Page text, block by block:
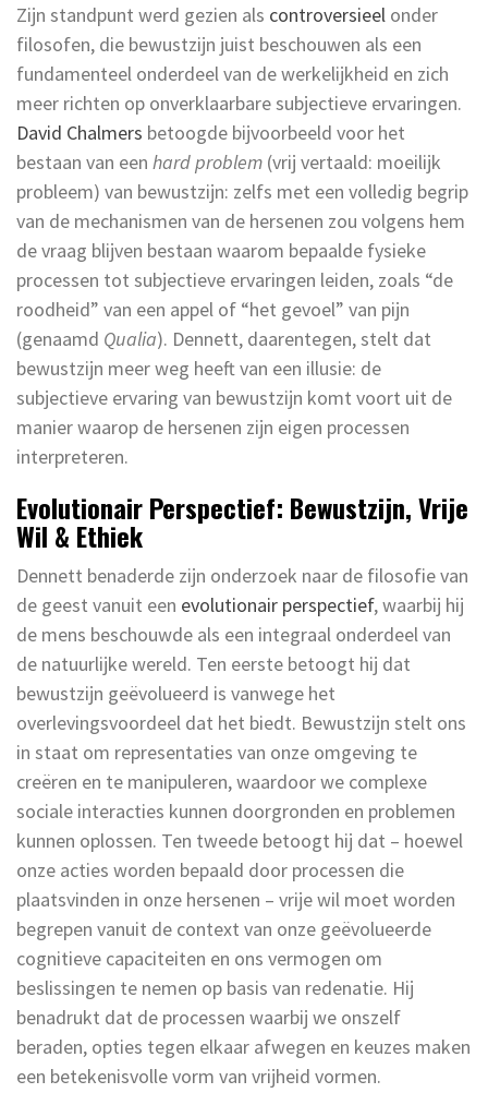
Zijn standpunt werd gezien als controversieel onder
filosofen, die bewustzijn juist beschouwen als een
fundamenteel onderdeel van de werkelijkheid en zich
meer richten op onverklaarbare subjectieve ervaringen.
David Chalmers betoogde bijvoorbeeld voor het
bestaan van een hard problem (vrij vertaald: moeilijk
probleem) van bewustzijn: zelfs met een volledig begrip
van de mechanismen van de hersenen zou volgens hem
de vraag blijven bestaan waarom bepaalde fysieke
processen tot subjectieve ervaringen leiden, zoals “de
roodheid” van een appel of “het gevoel” van pijn
(genaamd Qualia). Dennett, daarentegen, stelt dat
bewustzijn meer weg heeft van een illusie: de
subjectieve ervaring van bewustzijn komt voort uit de
manier waarop de hersenen zijn eigen processen
interpreteren.
Evolutionair Perspectief: Bewustzijn, Vrije
Wil & Ethiek
Dennett benaderde zijn onderzoek naar de filosofie van
de geest vanuit een evolutionair perspectief, waarbij hij
de mens beschouwde als een integraal onderdeel van
de natuurlijke wereld. Ten eerste betoogt hij dat
bewustzijn geëvolueerd is vanwege het
overlevingsvoordeel dat het biedt. Bewustzijn stelt ons
in staat om representaties van onze omgeving te
creëren en te manipuleren, waardoor we complexe
sociale interacties kunnen doorgronden en problemen
kunnen oplossen. Ten tweede betoogt hij dat – hoewel
onze acties worden bepaald door processen die
plaatsvinden in onze hersenen – vrije wil moet worden
begrepen vanuit de context van onze geëvolueerde
cognitieve capaciteiten en ons vermogen om
beslissingen te nemen op basis van redenatie. Hij
benadrukt dat de processen waarbij we onszelf
beraden, opties tegen elkaar afwegen en keuzes maken
een betekenisvolle vorm van vrijheid vormen.